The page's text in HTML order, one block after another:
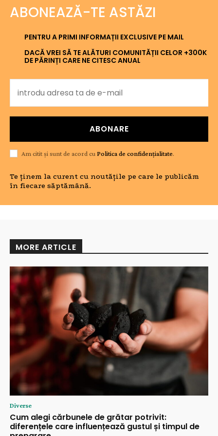
ABONEAZĂ-TE ASTĂZI
PENTRU A PRIMI INFORMAȚII EXCLUSIVE PE MAIL
DACĂ VREI SĂ TE ALĂTURI COMUNITĂȚII CELOR +300K
DE PĂRINȚI CARE NE CITESC ANUAL
ABONARE
Am citit și sunt de acord cu Politica de confidențialitate.
Te ținem la curent cu noutățile pe care le publicăm
în fiecare săptămână.
MORE ARTICLE
Diverse
Cum alegi cărbunele de grătar potrivit:
diferențele care influențează gustul și timpul de